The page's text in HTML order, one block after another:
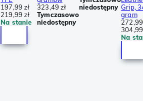
197,99 zł
219,99 zł
Na stanie
323,49 zł
Tymczasowo
niedostępny
niedostępny Grip,
gram
272,99
304,99
Na